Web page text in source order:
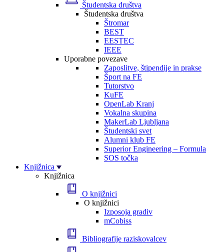
Študentska društva
Študentska društva
Štromar
BEST
EESTEC
IEEE
Uporabne povezave
Zaposlitve, štipendije in prakse
Šport na FE
Tutorstvo
KuFE
OpenLab Kranj
Vokalna skupina
MakerLab Ljubljana
Študentski svet
Alumni klub FE
Superior Engineering – Formula
SOS točka
Knjižnica
Knjižnica
O knjižnici
O knjižnici
Izposoja gradiv
mCobiss
Bibliografije raziskovalcev